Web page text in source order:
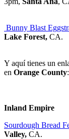
Bunny Blast
Lake Forest, CA.
Y aquí tienes un
en Orange County:
Inland Empire
Sourdough Bread
Valley, CA.